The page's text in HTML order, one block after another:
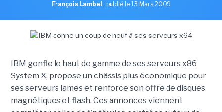
François Lambel , publié le 13 Mars 2009
IBM gonfle le haut de gamme de ses serveurs x86
System X, propose un châssis plus économique pour
ses serveurs lames et renforce son offre de disques
magnétiques et flash. Ces annonces viennent